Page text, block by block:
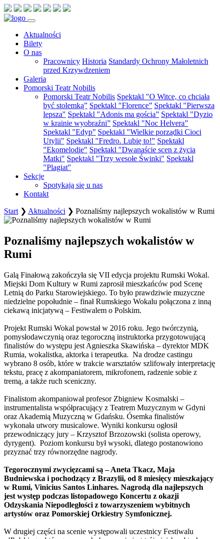
Aktualności
Bilety
O nas
Pracownicy Historia Standardy Ochrony Małoletnich
przed Krzywdzeniem
Galeria
Pomorski Teatr Nobilis
Pomorski Teatr Nobilis Spektakl "O Witce, co chciała
być stolemką” Spektakl "Florence” Spektakl "Pierwsza
lepsza" Spektakl "Adonis ma gościa” Spektakl "Dyzio
w krainie wyobraźni” Spektakl "Noc Helvera”
Spektakl "Edyp” Spektakl "Wielkie porządki Cioci
Utylii" Spektakl "Fredro. Lubię to!" Spektakl
"Ekomelodie" Spektakl "Dwanaście scen z życia
Matki" Spektakl "Trzy wesołe Świnki" Spektakl
"Plagiat"
Sekcje
Spotykają się u nas
Kontakt
Start ❯ Aktualności ❯ Poznaliśmy najlepszych wokalistów w Rumi
Poznaliśmy najlepszych wokalistów w
Rumi
Galą Finałową zakończyła się VII edycja projektu Rumski Wokal.
Miejski Dom Kultury w Rumi zaprosił mieszkańców pod Scenę
Letnią do Parku Starowiejskiego. To było prawdziwie muzyczne
niedzielne popołudnie – finał Rumskiego Wokalu połączona z inną
ciekawą inicjatywą – Festiwalem o Polskim.
Projekt Rumski Wokal powstał w 2016 roku. Jego twórczynią,
pomysłodawczynią oraz tegoroczną instruktorka przygotowującą
finalistów do występu jest Agnieszka Skawińska – dyrektor MDK
Rumia, wokalistka, aktorka i terapeutka. Na drodze castingu
wybrano 8 osób, które w trakcie warsztatów szlifowały interpretację
tekstu, pracę z akompaniatorem, mikrofonem, radzenie sobie z
tremą, a także ruch sceniczny.
Finalistom akompaniował profesor Zbigniew Kosmalski –
instrumentalista współpracujący z Teatrem Muzycznym w Gdyni
oraz Akademią Muzyczną w Gdańsku. Ósemka finalistów
wykonała utwory musicalowe. Wyniki konkursu ogłosił
przewodniczący jury – Krzysztof Brzozowski (solista operowy,
dyrygent). Poziom konkursu był wysoki, dlatego postanowiono
przyznać trzy równorzędne nagrody.
Tegorocznymi zwycięzcami są – Aneta Tkacz, Maja
Budniewska i pochodzący z Brazylii, od 8 miesięcy mieszkający
w Rumi, Vinicius Santos Linhares. Nagrodą dla najlepszych
jest występ podczas listopadowego Koncertu z okazji
Odzyskania Niepodległości z towarzyszeniem wybitnych
artystów oraz Pomorskiej Orkiestry Symfonicznej.
W drugiej części na scenie występowali uczestnicy Festiwalu